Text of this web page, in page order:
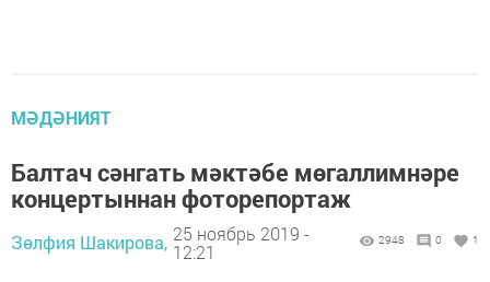
МӘДӘНИЯТ
Балтач сәнгать мәктәбе мөгаллимнәре
концертыннан фоторепортаж
Зөлфия Шакирова, 25 ноябрь 2019 -
12:21
2948 0 1